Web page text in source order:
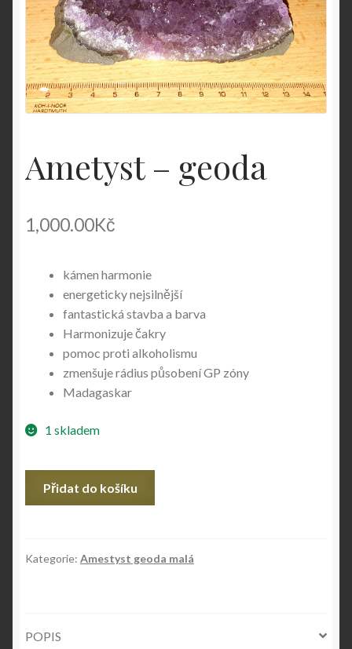
Ametyst – geoda
1,000.00Kč
kámen harmonie
energeticky nejsilnější
fantastická stavba a barva
Harmonizuje čakry
pomoc proti alkoholismu
zmenšuje rádius působení GP zóny
Madagaskar
1 skladem
Ametyst
Přidat do košíku
Kategorie: Amestyst geoda malá
POPIS